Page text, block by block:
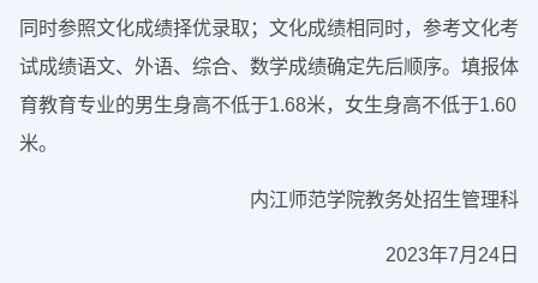
同时参照文化成绩择优录取；文化成绩相同时，参考文化考
试成绩语文、外语、综合、数学成绩确定先后顺序。填报体
育教育专业的男生身高不低于1.68米，女生身高不低于1.60
米。
内江师范学院教务处招生管理科
2023年7月24日